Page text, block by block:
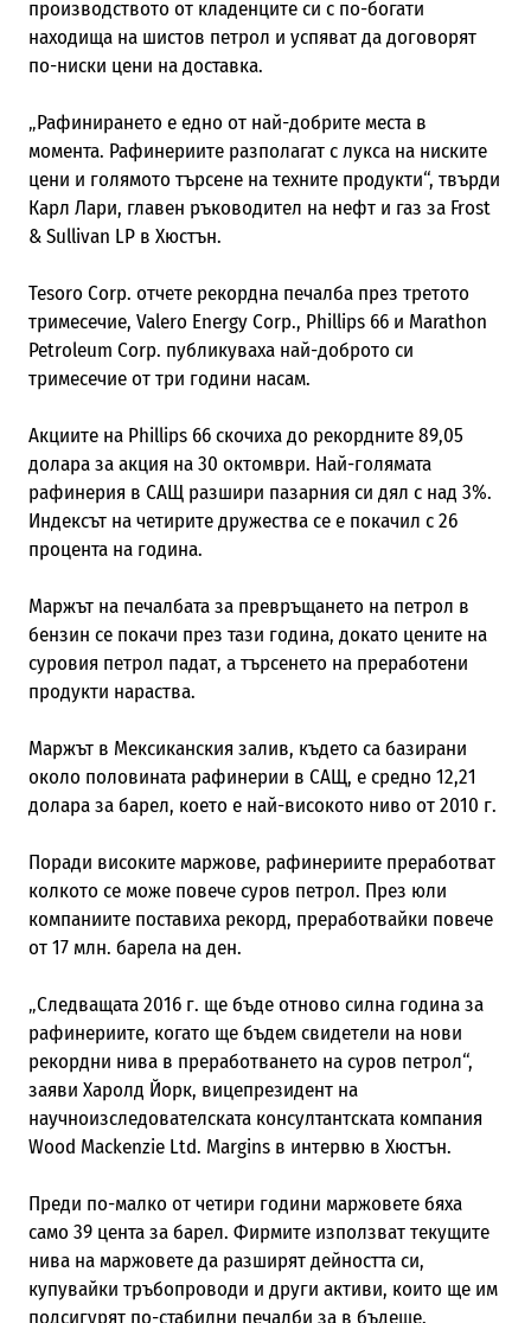
производството от кладенците си с по-богати
находища на шистов петрол и успяват да договорят
по-ниски цени на доставка.
„Рафинирането е едно от най-добрите места в
момента. Рафинериите разполагат с лукса на ниските
цени и голямото търсене на техните продукти“, твърди
Карл Лари, главен ръководител на нефт и газ за Frost
& Sullivan LP в Хюстън.
Tesoro Corp. отчете рекордна печалба през третото
тримесечие, Valero Energy Corp., Phillips 66 и Marathon
Petroleum Corp. публикуваха най-доброто си
тримесечие от три години насам.
Акциите на Phillips 66 скочиха до рекордните 89,05
долара за акция на 30 октомври. Най-голямата
рафинерия в САЩ разшири пазарния си дял с над 3%.
Индексът на четирите дружества се е покачил с 26
процента на година.
Маржът на печалбата за превръщането на петрол в
бензин се покачи през тази година, докато цените на
суровия петрол падат, a търсенето на преработени
продукти нараства.
Маржът в Мексиканския залив, където са базирани
около половината рафинерии в САЩ, е средно 12,21
долара за барел, което е най-високото ниво от 2010 г.
Поради високите маржове, рафинериите преработват
колкото се може повече суров петрол. През юли
компаниите поставиха рекорд, преработвайки повече
от 17 млн. барела на ден.
„Следващата 2016 г. ще бъде отново силна година за
рафинериите, когато ще бъдем свидетели на нови
рекордни нива в преработването на суров петрол“,
заяви Харолд Йорк, вицепрезидент на
научноизследователската консултантската компания
Wood Mackenzie Ltd. Margins в интервю в Хюстън.
Преди по-малко от четири години маржовете бяха
само 39 цента за барел. Фирмите използват текущите
нива на маржовете да разширят дейността си,
купувайки тръбопроводи и други активи, които ще им
подсигурят по-стабилни печалби за в бъдеще.